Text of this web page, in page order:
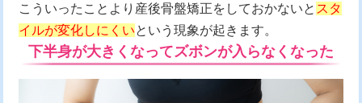
こういったことより産後骨盤矯正をしておかないと スタ
イルが変化しにくいという現象が起きます。
下半身が大きくなってズボンが入らなくなった